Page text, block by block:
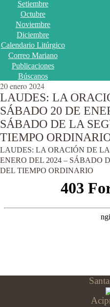
Setiembre
Octubre
Noviembre
Diciembre
Calendario Litúrgico
Correo Mariano
Publicaciones
Búscanos
20 enero 2024
LAUDES: LA
SÁBADO 20 DE
SÁBADO DE LA
TIEMPO
LAUDES: LA ORACIÓN DE
ENERO DEL 2024 – SÁBADO
DEL TIEMPO ORDINARIO